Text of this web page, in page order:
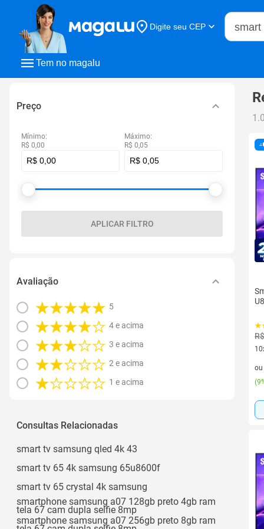
Tem no magalu
Digite seu CEP
Buscar
Preço
Mínimo:
R$ 0,00
Máximo:
R$ 0,05
APLICAR FILTRO
Avaliação
5
4 e acima
3 e acima
2 e acima
1 e acima
Consultas Relacionadas
smart tv samsung qled 4k 43
smart tv 65 4k samsung 65u8600f
smart tv 65 crystal 4k samsung
smartphone samsung a07 128gb preto 4gb ram
tela 67 cam dupla selfie 8mp
smartphone samsung a07 256gb preto 8gb ram
ou
(